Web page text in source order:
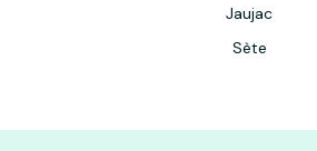
Jaujac
Sète